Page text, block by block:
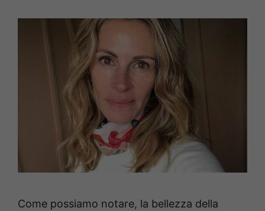
Come possiamo notare, la bellezza della